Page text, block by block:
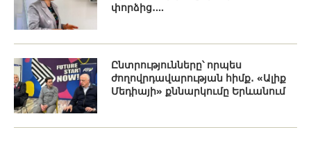
փորձից․...
Ընտրությունները՝ որպես
ժողովրդավարության հիմք․ «Ալիք
Մեդիայի» քննարկումը Երևանում